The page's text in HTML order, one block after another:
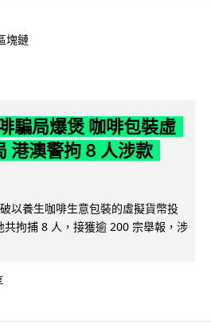
塊鏈
騙局爆煲 咖啡包裝虛
港澳警拘 8 人涉款
以養生咖啡生意包裝的虛擬貨幣投
拘捕 8 人，接獲逾 200 宗舉報，涉